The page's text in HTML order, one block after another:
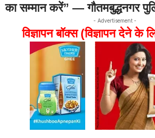
का सम्मान करें” — गौतमबुद्धनगर
- Advertisement -
विज्ञापन बॉक्स (विज्ञापन देने के